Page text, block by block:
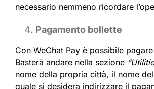
necessario nemmeno ricordare
Pagamento bollette
Con WeChat Pay è possibile
Basterà andare nella sezione
nome della propria città, il nome
quale si desidera indirizzare il